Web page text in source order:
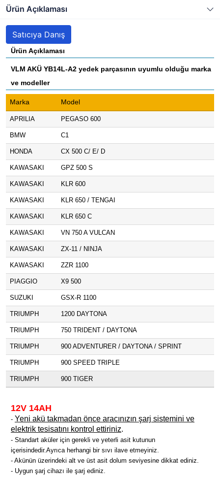
Ürün Açıklaması
Satıcıya Danış
Ürün Açıklaması
VLM AKÜ YB14L-A2 yedek parçasının uyumlu olduğu marka
ve modeller
Marka Model
APRILIA PEGASO 600
BMW C1
HONDA CX 500 C/ E/ D
KAWASAKI GPZ 500 S
KAWASAKI KLR 600
KAWASAKI KLR 650 / TENGAI
KAWASAKI KLR 650 C
KAWASAKI VN 750 A VULCAN
KAWASAKI ZX-11 / NINJA
KAWASAKI ZZR 1100
PIAGGIO X9 500
SUZUKI GSX-R 1100
TRIUMPH 1200 DAYTONA
TRIUMPH 750 TRIDENT / DAYTONA
TRIUMPH 900 ADVENTURER / DAYTONA / SPRINT
TRIUMPH 900 SPEED TRIPLE
TRIUMPH 900 TIGER
12V 14AH
- Yeni akü takmadan önce aracınızın şarj sistemini ve
elektrik tesisatını kontrol ettiriniz.
- Standart aküler için gerekli ve yeterli asit kutunun
içerisindedir.Ayrıca herhangi bir sıvı ilave etmeyiniz.
- Akünün üzerindeki alt ve üst asit dolum seviyesine dikkat ediniz.
- Uygun şarj cihazı ile şarj ediniz.